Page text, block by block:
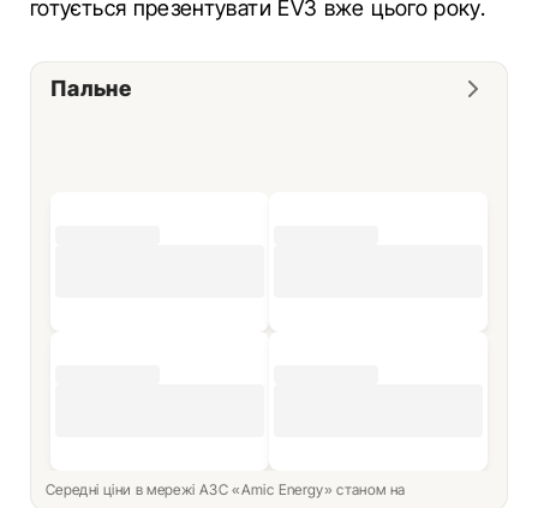
готується презентувати EV3 вже цього року.
Пальне
Середні ціни в мережі АЗС «Amic Energy» станом на